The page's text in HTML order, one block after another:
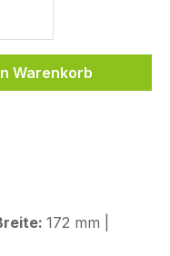
Warenkorb
172 mm |